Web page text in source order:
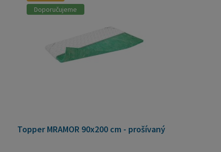
Doporučujeme
Topper MRAMOR 90x200 cm - prošívaný